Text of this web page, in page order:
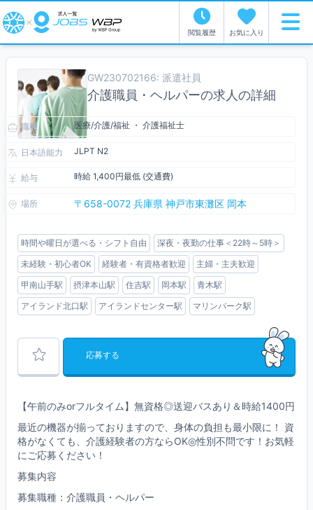
お気に入り
閲覧履歴
GW230702166: 派遣社員
介護職員・ヘルパーの求人の詳細
職種 医療/介護/福祉 ・ 介護福祉士
日本語能力 JLPT N2
給与 時給 1,400円最低 (交通費)
場所 〒658-0072 兵庫県 神戸市東灘区 岡本
時間や曜日が選べる・シフト自由
深夜・夜勤の仕事＜22時～5時＞
未経験・初心者OK
経験者・有資格者歓迎
主婦・主夫歓迎
甲南山手駅
摂津本山駅 住吉駅 岡本駅
青木駅
アイランド北口駅
アイランドセンター駅 マリンパーク駅
応募する
【午前のみorフルタイム】無資格◎送迎バスあり＆時給1400円
最近の機器が揃っておりますので、身体の負担も最小限に！ 資
格がなくても、介護経験者の方ならOK◎性別不問です！お気軽
にご応募ください！
募集内容
募集職種：介護職員・ヘルパー